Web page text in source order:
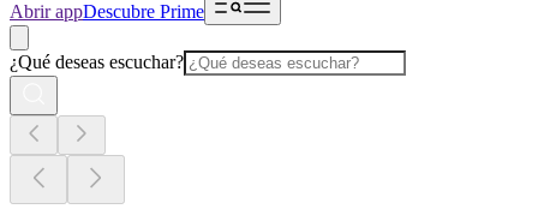
Abrir appDescubre Prime
¿Qué deseas escuchar?